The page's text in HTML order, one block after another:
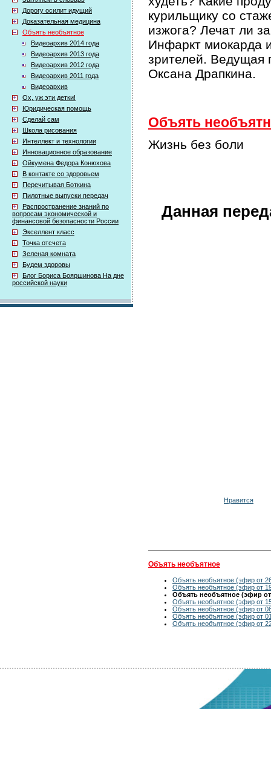
Дорогу осилит идущий
Доказательная медицина
Объять необъятное
Видеоархив 2014 года
Видеоархив 2013 года
Видеоархив 2012 года
Видеоархив 2011 года
Видеоархив
Ох, уж эти детки!
Юридическая помощь
Сделай сам
Школа рисования
Интеллект и технологии
Инновационное образование
Ойкумена Федора Конюхова
В контакте со здоровьем
Перечитывая Боткина
Пилотные выпуски передач
Распространение знаний по
вопросам экономической и
финансовой безопасности России
Экселлент класс
Точка отсчета
Зеленая комната
Будем здоровы
Блог Бориса Бояршинова На дне
российской науки
курильщику со
изжога? Лечат ли
Инфаркт миокарда
зрителей. Ведущая
Оксана Драпкина.
Объять
Жизнь без боли
Данная
Нравится
Объять необъятное
Объять необъятное (эфир от
Объять необъятное (эфир от
Объять необъятное (эфир от
Объять необъятное (эфир от
Объять необъятное (эфир от
Объять необъятное (эфир от
Объять необъятное (эфир от